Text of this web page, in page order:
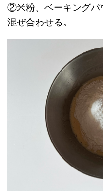
②米粉、ベーキングパ
混ぜ合わせる。